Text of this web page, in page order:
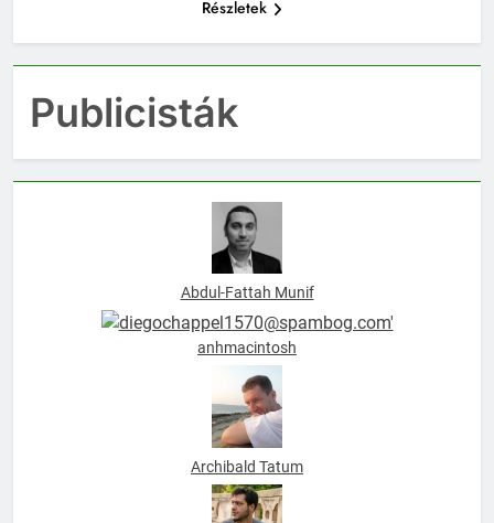
Publicisták
Abdul-Fattah Munif
anhmacintosh
Archibald Tatum